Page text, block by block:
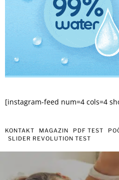
[instagram-feed num=4 cols=4
KONTAKT MAGAZIN PDF TEST
SLIDER REVOLUTION TEST